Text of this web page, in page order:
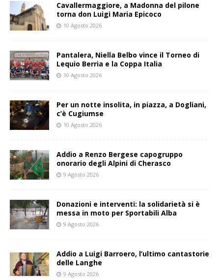
Cavallermaggiore, a Madonna del pilone
torna don Luigi Maria Epicoco
10 Agosto 2026
Pantalera, Niella Belbo vince il Torneo di
Lequio Berria e la Coppa Italia
10 Agosto 2026
Per un notte insolita, in piazza, a Dogliani,
c’è Cugiumse
10 Agosto 2026
Addio a Renzo Bergese capogruppo
onorario degli Alpini di Cherasco
9 Agosto 2026
Donazioni e interventi: la solidarietà si è
messa in moto per Sportabili Alba
9 Agosto 2026
Addio a Luigi Barroero, l’ultimo cantastorie
delle Langhe
9 Agosto 2026